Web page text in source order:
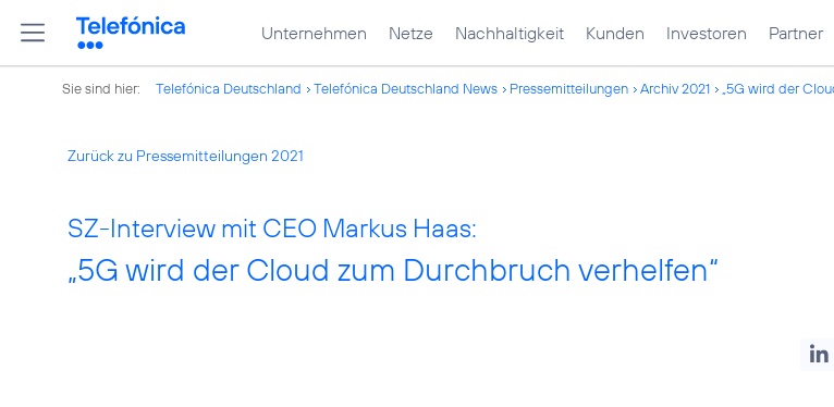
Unternehmen Netze Nachhaltigkeit Kunden Investoren Partner
Sie sind hier: Telefónica Deutschland Telefónica Deutschland News Pressemitteilungen Archiv 2021 „5G wird der
Zurück zu Pressemitteilungen 2021
SZ-Interview mit CEO Markus Haas:
„5G wird der Cloud zum Durchbruch verhelfen“